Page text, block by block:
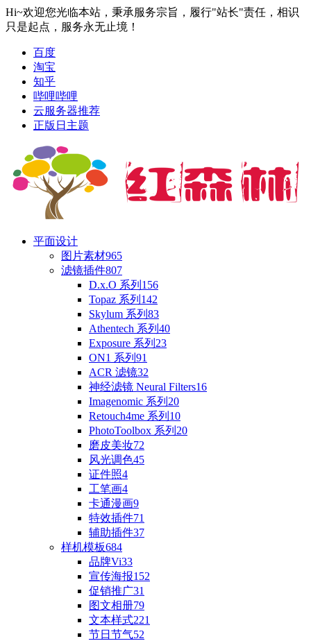
Hi~欢迎您光临本站，秉承服务宗旨，履行"站长"责任，相识
只是起点，服务永无止境！
百度
淘宝
知乎
哔哩哔哩
云服务器推荐
正版日主题
平面设计
图片素材965
滤镜插件807
D.x.O 系列 156
Topaz 系列 142
Skylum 系列 83
Athentech 系列 40
Exposure 系列 23
ON1 系列 91
ACR 滤镜32
神经滤镜 Neural Filters16
Imagenomic 系列 20
Retouch4me 系列 10
PhotoToolbox 系列 20
磨皮美妆72
风光调色45
证件照4
工笔画4
卡通漫画9
特效插件71
辅助插件37
样机模板684
品牌Vi33
宣传海报152
促销推广31
图文相册79
文本样式221
节日节气52